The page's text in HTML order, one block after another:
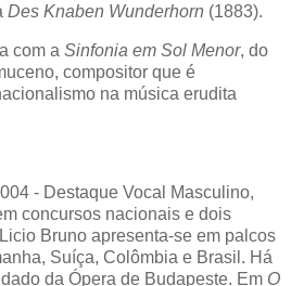
Des Knaben Wunderhorn (1883).
com a Sinfonia em Sol Menor, do
compositor que é
na música erudita
- Destaque Vocal Masculino,
concursos nacionais e dois
Bruno apresenta-se em palcos
Suíça, Colômbia e Brasil. Há
da Ópera de Budapeste. Em O